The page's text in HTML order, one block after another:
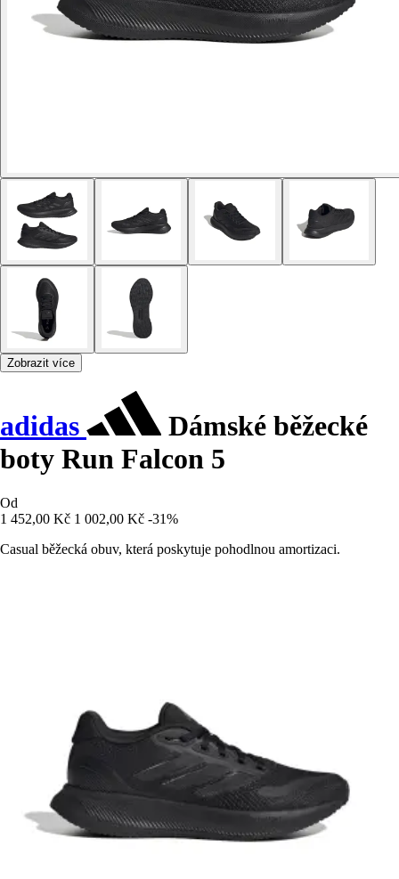
Zobrazit více
adidas
Dámské běžecké
boty Run Falcon 5
Od
1 452,00 Kč 1 002,00 Kč -31%
Casual běžecká obuv, která poskytuje pohodlnou amortizaci.